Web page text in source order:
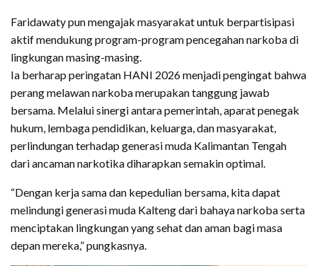
Faridawaty pun mengajak masyarakat untuk berpartisipasi
aktif mendukung program-program pencegahan narkoba di
lingkungan masing-masing.
Ia berharap peringatan HANI 2026 menjadi pengingat bahwa
perang melawan narkoba merupakan tanggung jawab
bersama. Melalui sinergi antara pemerintah, aparat penegak
hukum, lembaga pendidikan, keluarga, dan masyarakat,
perlindungan terhadap generasi muda Kalimantan Tengah
dari ancaman narkotika diharapkan semakin optimal.
“Dengan kerja sama dan kepedulian bersama, kita dapat
melindungi generasi muda Kalteng dari bahaya narkoba serta
menciptakan lingkungan yang sehat dan aman bagi masa
depan mereka,” pungkasnya.